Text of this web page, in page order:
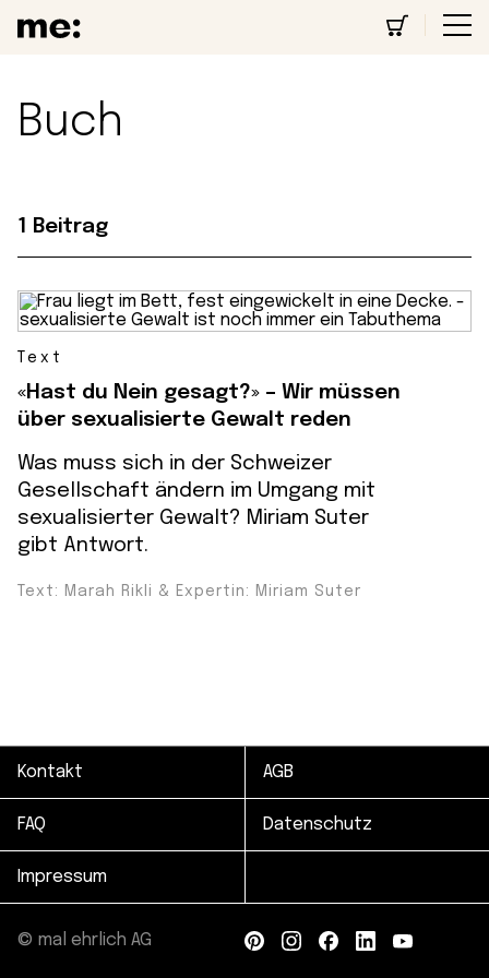
Buch
1 Beitrag
Text
«Hast du Nein gesagt?» – Wir müssen
über sexualisierte Gewalt reden
Was muss sich in der Schweizer
Gesellschaft ändern im Umgang mit
sexualisierter Gewalt? Miriam Suter
gibt Antwort.
Text: Marah Rikli & Expertin: Miriam Suter
Kontakt AGB
FAQ Datenschutz
Impressum
© mal ehrlich AG